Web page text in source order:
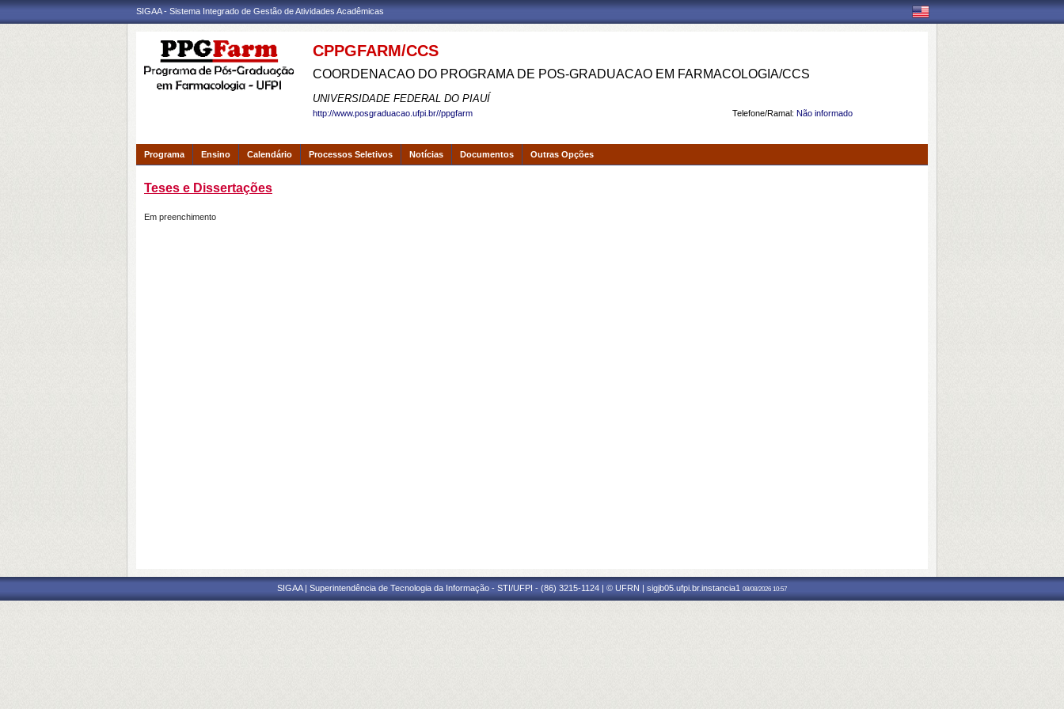
SIGAA - Sistema Integrado de Gestão de Atividades Acadêmicas
CPPGFARM/CCS
COORDENACAO DO PROGRAMA DE POS-GRADUACAO EM FARMACOLOGIA/CCS
UNIVERSIDADE FEDERAL DO PIAUÍ
Telefone/Ramal: Não informado
http://www.posgraduacao.ufpi.br//ppgfarm
Programa Ensino Calendário Processos Seletivos Notícias Documentos Outras Opções
Teses e Dissertações
Em preenchimento
SIGAA | Superintendência de Tecnologia da Informação - STI/UFPI - (86) 3215-1124 | © UFRN | sigjb05.ufpi.br.instancia1 08/08/2026 10:57